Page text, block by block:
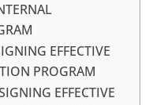
EFFECTIVE
PROGRAM
EFFECTIVE